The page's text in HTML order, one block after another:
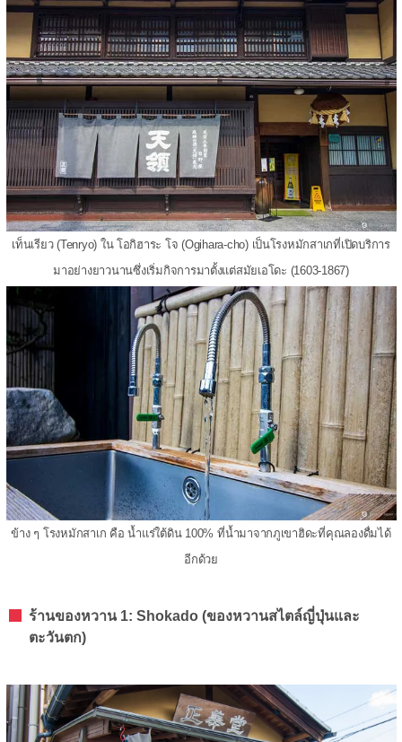
เท็นเรียว (Tenryo) ใน โอกิฮาระ โจ (Ogihara-cho) เป็นโรงหมักสาเกที่เปิดบริการ
มาอย่างยาวนานซึ่งเริ่มกิจการมาตั้งแต่สมัยเอโดะ (1603-1867)
ข้าง ๆ โรงหมักสาเก คือ น้ำแร่ใต้ดิน 100% ที่น้ำมาจากภูเขาฮิดะที่คุณลองดื่มได้
อีกด้วย
ร้านของหวาน 1: Shokado (ของหวานสไตล์ญี่ปุ่นและ
ตะวันตก)